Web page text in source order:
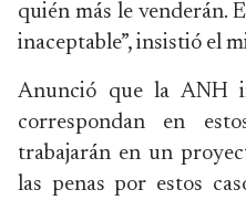
quién más le venderán.
inaceptable”, insistió el
Anunció que la ANH
correspondan en
trabajarán en un
las penas por estos